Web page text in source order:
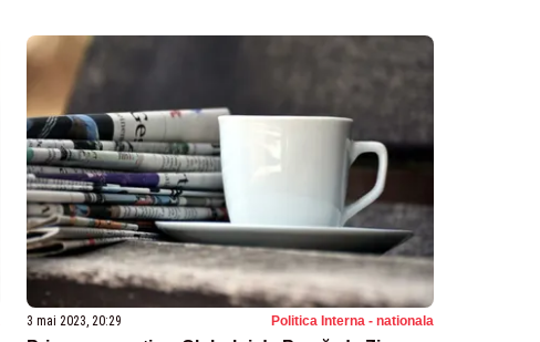
3 mai 2023, 20:29 Politica Interna - nationala